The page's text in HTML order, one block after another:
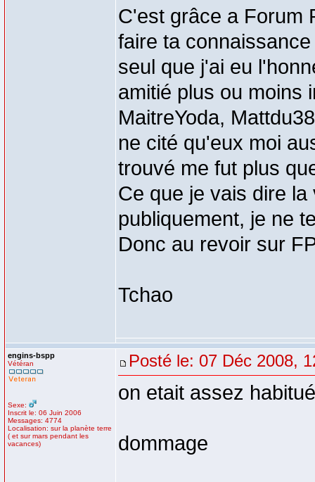
C'est grâce a Forum
faire ta
seul que j'ai eu
amitié plus ou moins
MaitreYoda,
ne cité qu'eux moi
trouvé me fut plus
Ce que je vais dire
publiquement, je ne
Donc au revoir sur
Tchao
engins-bspp
Vétéran
Sexe:
Inscrit le: 06 Juin 2006
Messages: 4774
Localisation: sur la planète terre
( et sur mars pendant les
vacances)
Posté le: 07 Déc 2008,
on etait assez
dommage